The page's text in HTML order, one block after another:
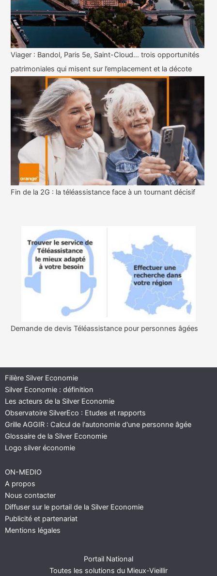
Viager : Bandol, Paris 5e, Saint-Cloud… trois opportunités
patrimoniales qui misent sur l’emplacement et la décote
Fin de la 2G : la téléassistance face à un tournant décisif
Demande de devis Téléassistance pour personnes âgées
Filière Silver Economie
Silver Economie : définition
Les acteurs de la Silver Economie
Observatoire SilverEco : Etudes et rapports
Grille AGGIR : Calcul de l'autonomie d'une personne âgée
Glossaire de la Silver Economie
Logo silver économie
ON-MEDIO
A propos
Nous contacter
Diffuser sur le portail de la Silver Economie
Publicité et partenariat
Mentions légales
Portail National
Toutes les solutions du Mieux-Vieillir